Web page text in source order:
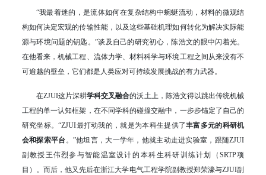
“我最着迷的，是流体如何在复杂结构中蜿蜒流动，材料的微观结
构如何决定宏观的传输性能，以及这些基础机理如何转化为解决实际能
源与环境问题的钥匙。”谈及自己的研究初心，陈浩文的眼中闪着光。
在他看来，机械工程、流体力学、材料科学与环境工程之间从来没有不
可逾越的壁垒，它们都是人类应对可持续发展挑战的有力武器。
在ZJUI这片深耕学科交叉融合的沃土上，陈浩文得以跳出传统机械
工程的单一认知框架，在不同学科的碰撞交融中，一步步锚定了自己的
研究坐标。“ZJUI最打动我的，就是为本科生提供了丰富多元的科研机
会和探索平台。”他坦言，大一学年，他就主动走进实验室，跟随ZJUI
副教授王伟烈参与智能温室设计的‌本科生科研训练计划（SRTP项
目）。而后，他又先后在浙江大学电气工程学院副教授郑荣濠与ZJUI副